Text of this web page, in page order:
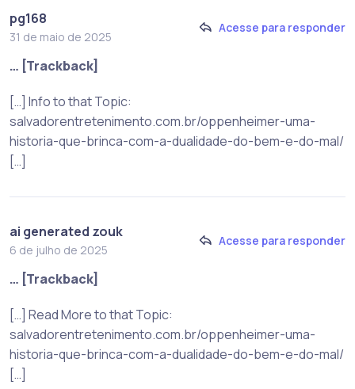
pg168
31 de maio de 2025
Acesse para responder
… [Trackback]
[…] Info to that Topic:
salvadorentretenimento.com.br/oppenheimer-uma-
historia-que-brinca-com-a-dualidade-do-bem-e-do-mal/
[…]
ai generated zouk
6 de julho de 2025
Acesse para responder
… [Trackback]
[…] Read More to that Topic:
salvadorentretenimento.com.br/oppenheimer-uma-
historia-que-brinca-com-a-dualidade-do-bem-e-do-mal/
[…]